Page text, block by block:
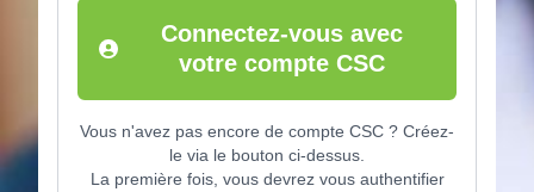
Connectez-vous avec
votre compte CSC
Vous n'avez pas encore de compte CSC ? Créez-
le via le bouton ci-dessus.
La première fois, vous devrez vous authentifier